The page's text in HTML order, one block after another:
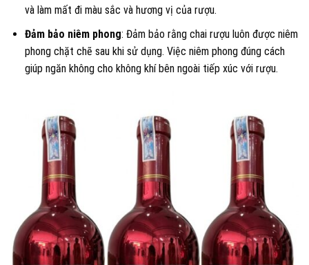
và làm mất đi màu sắc và hương vị của rượu.
Đảm bảo niêm phong: Đảm bảo rằng chai rượu luôn được niêm
phong chặt chẽ sau khi sử dụng. Việc niêm phong đúng cách
giúp ngăn không cho không khí bên ngoài tiếp xúc với rượu.